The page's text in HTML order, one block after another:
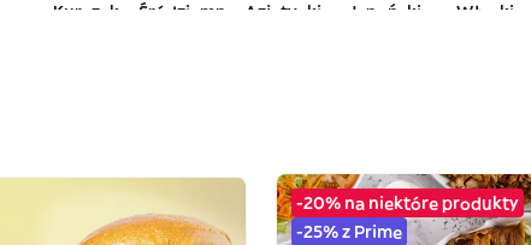
Kurczak Śródziemne Azjatyckie Japońskie Włoskie
-20% na niektóre produkty
-25% z Prime